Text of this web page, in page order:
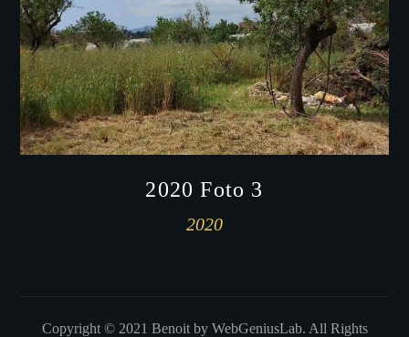
2020 Foto 3
2020
Copyright © 2021 Benoit by WebGeniusLab. All Rights